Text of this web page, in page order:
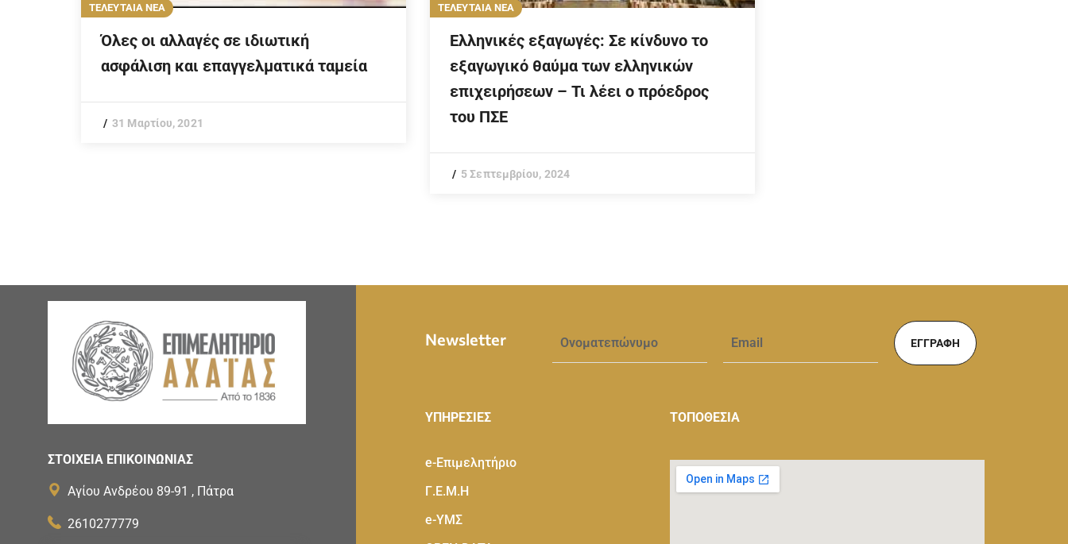
ΤΕΛΕΥΤΑΙΑ ΝΕΑ
Όλες οι αλλαγές σε ιδιωτική
ασφάλιση και επαγγελματικά ταμεία
31 Μαρτίου, 2021
ΤΕΛΕΥΤΑΙΑ ΝΕΑ
Ελληνικές εξαγωγές: Σε κίνδυνο το
εξαγωγικό θαύμα των ελληνικών
επιχειρήσεων – Τι λέει ο πρόεδρος
του ΠΣΕ
5 Σεπτεμβρίου, 2024
ΣΤΟΙΧΕΙΑ ΕΠΙΚΟΙΝΩΝΙΑΣ
Αγίου Ανδρέου 89-91 , Πάτρα
2610277779
Newsletter ΕΓΓΡΑΦΉ
ΥΠΗΡΕΣΙΕΣ
e-Eπιμελητήριο
Γ.Ε.Μ.Η
e-ΥΜΣ
ΤΟΠΟΘΕΣΙΑ